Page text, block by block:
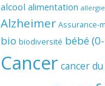
alcool alimentation allergie
Alzheimer Assurance-
bio biodiversité bébé
Cancer cancer